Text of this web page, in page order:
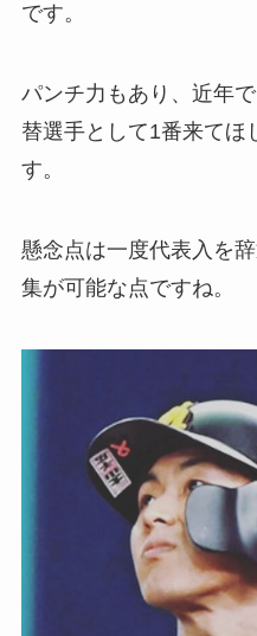
です。
パンチ力もあり、近年
替選手として1番来てほ
す。
懸念点は一度代表入を
集が可能な点ですね。